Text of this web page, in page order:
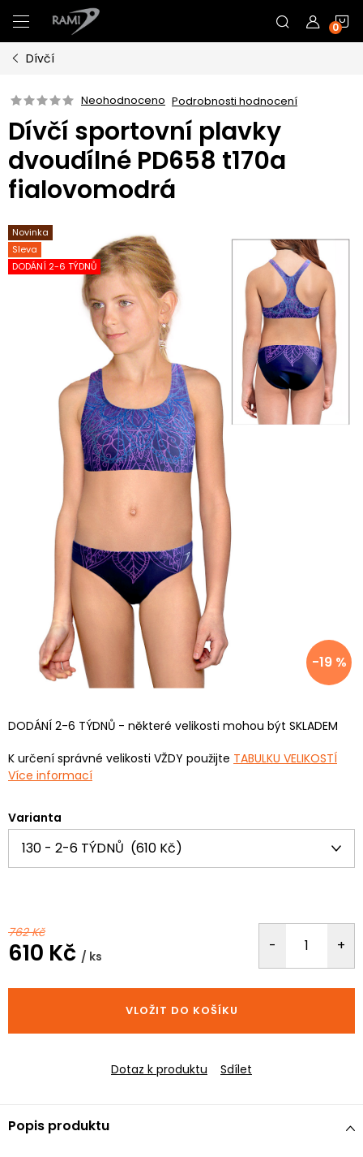
na
obsah
Dívčí
Neohodnoceno Podrobnosti hodnocení
Dívčí sportovní plavky
dvoudílné PD658 t170a
fialovomodrá
Novinka
Sleva
DODÁNÍ 2-6 TÝDNŮ
-19 %
DODÁNÍ 2-6 TÝDNŮ - některé velikosti mohou být SKLADEM
K určení správné velikosti VŽDY použijte TABULKU VELIKOSTÍ
Více informací
Varianta
762 Kč
610 Kč / ks
cena:
VLOŽIT DO KOŠÍKU
Dotaz k produktu Sdílet
Popis produktu